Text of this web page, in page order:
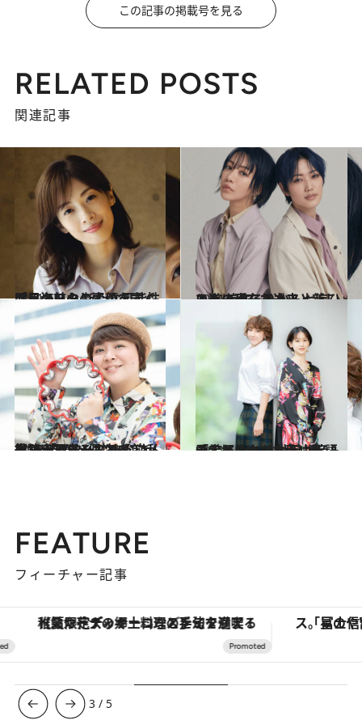
この記事の掲載号を見る
RELATED POSTS
関連記事
2021.6.9
明日海りおの素顔を覗く「目の前の 新たな可能性にワクワクしています」
カルチャー 2021.6.17
ともに歩んだ過去と新しい道 美弥るりか＆七海ひろきの現在・未来
カルチャー
2021.9.4
書籍大ヒット！“おじさん役”を究めた 個性派ジェンヌ・天真みちる【前編】 「スターじゃない私だからできること」
カルチャー 2021.5.22
「人と比べても私は私」元宝塚スター 柚希礼音＆愛希れいかがお互いを語る
カルチャー
FEATURE
フィーチャー記事
【夏限定ディナーコース】旬を迎える稚鮎や花ズッキーニなどをイタリア・トスカーナの郷土料理の手法で満喫！
3 / 5